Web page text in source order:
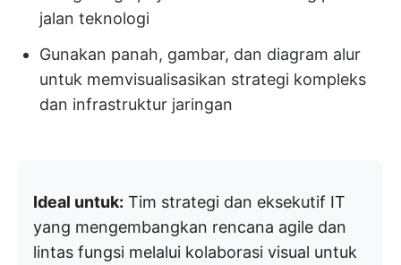
jalan teknologi
Gunakan panah, gambar, dan diagram alur
untuk memvisualisasikan strategi kompleks
dan infrastruktur jaringan
Ideal untuk: Tim strategi dan eksekutif IT
yang mengembangkan rencana agile dan
lintas fungsi melalui kolaborasi visual untuk